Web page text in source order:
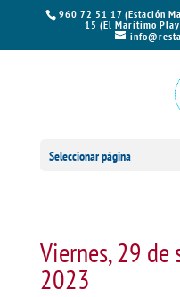
960 72 51 17 (Estación
15 (El Marítimo
Seleccionar página
Viernes, 29 de
2023